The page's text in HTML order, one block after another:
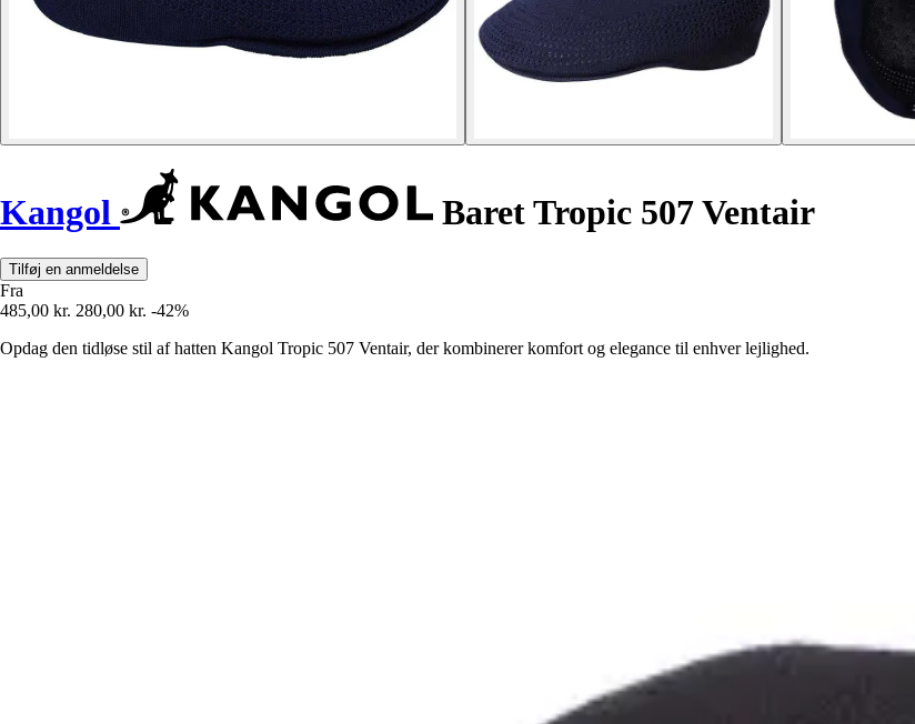
Kangol Baret Tropic 507 Ventair
Tilføj en anmeldelse
Fra
485,00 kr. 280,00 kr. -42%
Opdag den tidløse stil af hatten Kangol Tropic 507 Ventair, der kombinerer komfort og elegance til enhver lejlighed.